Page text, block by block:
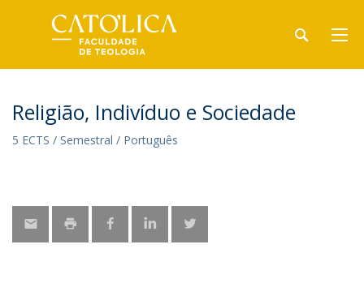
Religião, Indivíduo e Sociedade
5 ECTS / Semestral / Português